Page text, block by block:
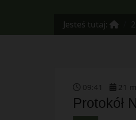
Jesteś tutaj:
09 41 21
Protokół